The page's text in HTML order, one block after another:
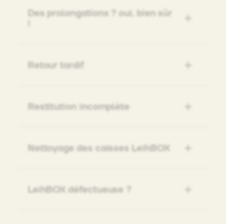
Des prolongations ? oui, bien sûr
Retour tardif
Restitution incomplète
Nettoyage des caisses LeihBOX
LeihBOX défectueuse ?